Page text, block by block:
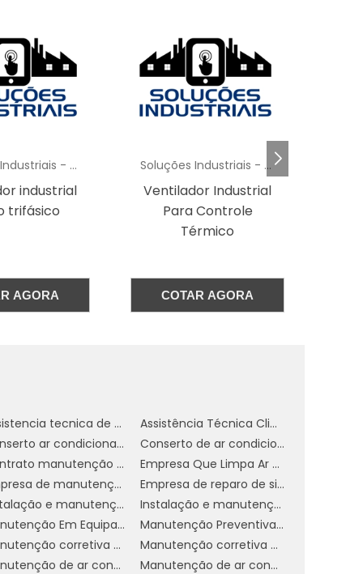
Soluções Industriais - AC
Industrial
AGORA
Soluções Industriais - AC
Ventiladores com
agua
COTAR AGORA
Assistencia tecnica de ar condicionado
Assistência Técnica Climatizador
Conserto ar condicionado
Conserto de ar condicionado
Contrato manutenção ar condicionado
Empresa Que Limpa Ar Condicionado
Empresa de manutenção de ar condicionado split
Empresa de reparo de sistema de ar condicionado
Instalação e manutenção de ar condicionado
Instalação e manutenção de ar condicionado vrf
Manutenção Em Equipamentos De Refrigeração
Manutenção Preventiva De Ar Condicionado
Manutenção corretiva de ar condicionado
Manutenção corretiva de sistema de ar condicionado
Manutenção de ar condicionado VRF
Manutenção de ar condicionado campinas